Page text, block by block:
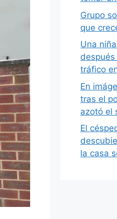
Grupo
que
Una
tráfico
En
tras el
azotó el
El
la casa